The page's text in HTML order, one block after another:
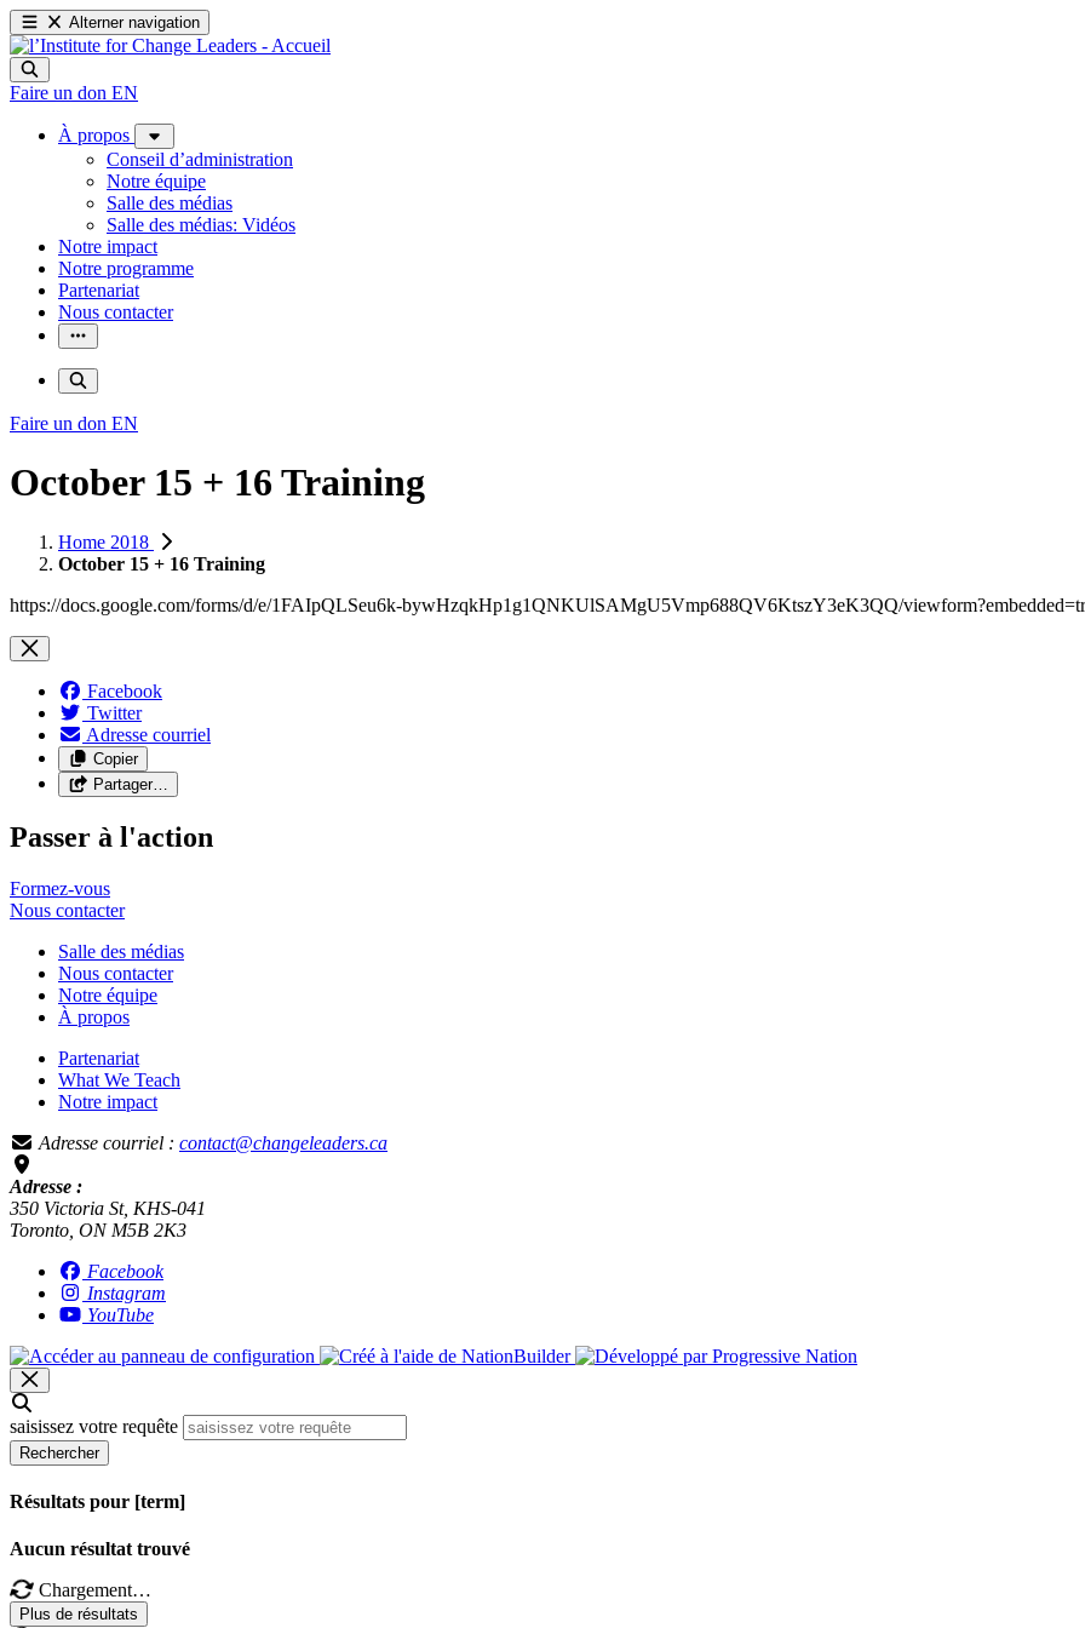
Alterner navigation
Faire un don EN
À propos
Conseil d’administration
Notre équipe
Salle des médias
Salle des médias: Vidéos
Notre impact
Notre programme
Partenariat
Nous contacter
Faire un don EN
October 15 + 16 Training
Home 2018
October 15 + 16 Training
https://docs.google.com/forms/d/e/1FAIpQLSeu6k-bywHzqkHp1g1QNKUlSAMgU5Vmp688QV6KtszY3eK3QQ/
Facebook
Twitter
Adresse courriel
Copier
Partager…
Passer à l'action
Formez-vous
Nous contacter
Salle des médias
Nous contacter
Notre équipe
À propos
Partenariat
What We Teach
Notre impact
Adresse courriel : contact@changeleaders.ca
Adresse :
350 Victoria St, KHS-041
Toronto, ON M5B 2K3
Facebook
Instagram
YouTube
saisissez votre requête
Rechercher
Résultats pour [term]
Aucun résultat trouvé
Chargement…
Plus de résultats